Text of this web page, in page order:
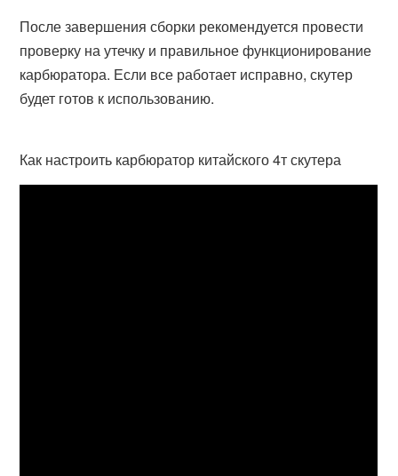
После завершения сборки рекомендуется провести
проверку на утечку и правильное функционирование
карбюратора. Если все работает исправно, скутер
будет готов к использованию.
Как настроить карбюратор китайского 4т скутера